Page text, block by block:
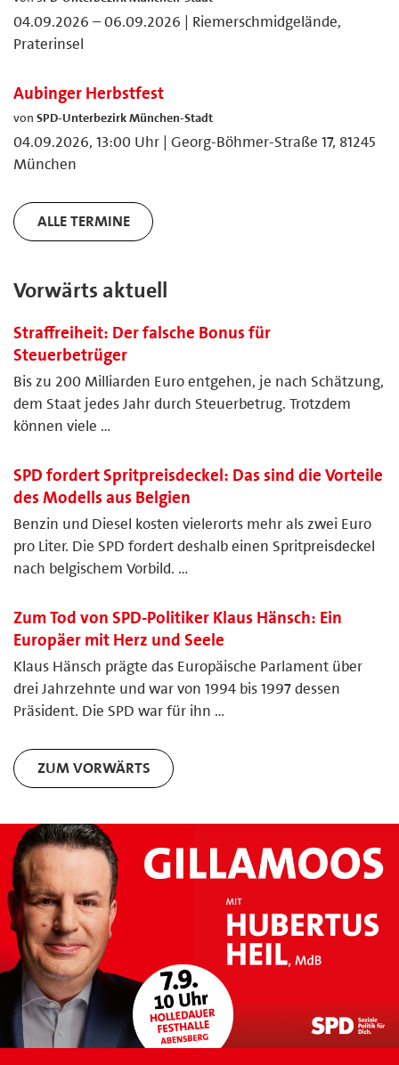
04.09.2026 – 06.09.2026 | Riemerschmidgelände,
Praterinsel
Aubinger Herbstfest
von SPD-Unterbezirk München-Stadt
04.09.2026, 13:00 Uhr | Georg-Böhmer-Straße 17, 81245
München
ALLE TERMINE
Vorwärts aktuell
Straffreiheit: Der falsche Bonus für
Steuerbetrüger
Bis zu 200 Milliarden Euro entgehen, je nach Schätzung,
dem Staat jedes Jahr durch Steuerbetrug. Trotzdem
können viele …
SPD fordert Spritpreisdeckel: Das sind die Vorteile
des Modells aus Belgien
Benzin und Diesel kosten vielerorts mehr als zwei Euro
pro Liter. Die SPD fordert deshalb einen Spritpreisdeckel
nach belgischem Vorbild. …
Zum Tod von SPD-Politiker Klaus Hänsch: Ein
Europäer mit Herz und Seele
Klaus Hänsch prägte das Europäische Parlament über
drei Jahrzehnte und war von 1994 bis 1997 dessen
Präsident. Die SPD war für ihn …
ZUM VORWÄRTS